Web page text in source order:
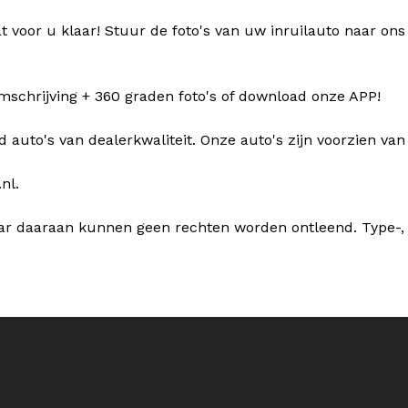
voor u klaar! Stuur de foto's van uw inruilauto naar
+ 360 graden foto's of download onze APP!
auto's van dealerkwaliteit. Onze auto's zijn voorzien
daaraan kunnen geen rechten worden ontleend.